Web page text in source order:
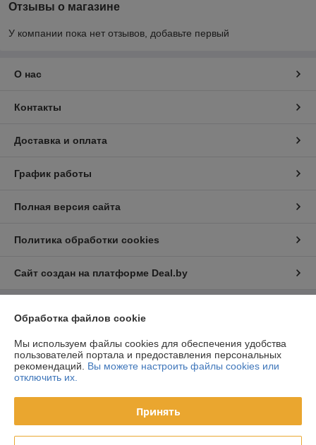
Отзывы о магазине
У компании пока нет отзывов, добавьте первый
О нас
Контакты
Доставка и оплата
График работы
Полная версия сайта
Политика обработки cookies
Сайт создан на платформе Deal.by
Информация для покупателя
Юридическое лицо:ООО «ФилФар Технолоджи»
220036, г. Минск, ул. Западная, д.13, к.519
Регистрационный номер ЕГР: 192123248
УНП: 192123248
Регистрационный орган: Минский горисполком
Дата регистрации компании: 18.09.2013
Обработка файлов cookie
Мы используем файлы cookies для обеспечения удобства
пользователей портала и предоставления персональных
рекомендаций. Вы можете настроить файлы cookies или
отключить их.
Принять